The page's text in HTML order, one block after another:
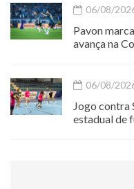
06/08/
Pavon
avança na
06/08/
Jogo contra
estadual de